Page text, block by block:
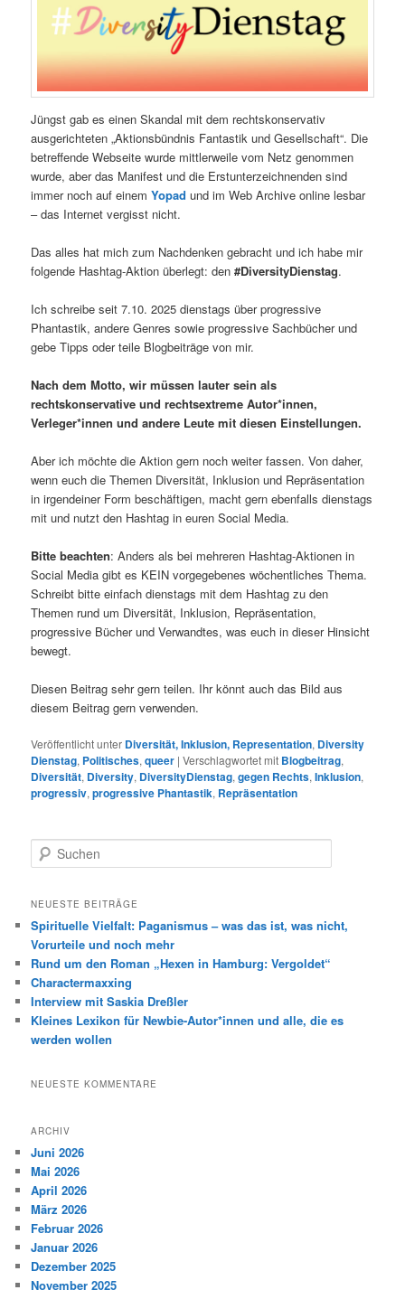
Jüngst gab es einen Skandal mit dem rechtskonservativ
ausgerichteten „Aktionsbündnis Fantastik und Gesellschaft“. Die
betreffende Webseite wurde mittlerweile vom Netz genommen
wurde, aber das Manifest und die Erstunterzeichnenden sind
immer noch auf einemYopad und im Web Archive online lesbar
– das Internet vergisst nicht.
Das alles hat mich zum Nachdenken gebracht und ich habe mir
folgende Hashtag-Aktion überlegt: den#DiversityDienstag.
Ich schreibe seit 7.10. 2025 dienstags über progressive
Phantastik, andere Genres sowie progressive Sachbücher und
gebe Tipps oder teile Blogbeiträge von mir.
Nach dem Motto, wir müssen lauter sein als
rechtskonservative und rechtsextreme Autor*innen,
Verleger*innen und andere Leute mit diesen Einstellungen.
Aber ich möchte die Aktion gern noch weiter fassen. Von daher,
wenn euch die Themen Diversität, Inklusion und Repräsentation
in irgendeiner Form beschäftigen, macht gern ebenfalls dienstags
mit und nutzt den Hashtag in euren Social Media.
Bitte beachten: Anders als bei mehreren Hashtag-Aktionen in
Social Media gibt es KEIN vorgegebenes wöchentliches Thema.
Schreibt bitte einfach dienstags mit dem Hashtag zu den
Themen rund um Diversität, Inklusion, Repräsentation,
progressive Bücher und Verwandtes, was euch in dieser Hinsicht
bewegt.
Diesen Beitrag sehr gern teilen. Ihr könnt auch das Bild aus
diesem Beitrag gern verwenden.
Veröffentlicht unter Diversität, Inklusion, Representation, Diversity
Dienstag, Politisches,queer |Verschlagwortet mit Blogbeitrag,
Diversität, Diversity, DiversityDienstag,gegen Rechts,Inklusion,
progressiv,progressive Phantastik, Repräsentation
u
h
n
NEUESTE BEITRÄGE
Spirituelle Vielfalt: Paganismus – was das ist, was nicht,
Vorurteile und noch mehr
Rund um den Roman „Hexen in Hamburg: Vergoldet“
Charactermaxxing
Interview mit Saskia Dreßler
Kleines Lexikon für Newbie-Autor*innen und alle, die es
werden wollen
NEUESTE KOMMENTARE
ARCHIV
Juni 2026
Mai 2026
April 2026
März 2026
Februar 2026
Januar 2026
Dezember 2025
November 2025